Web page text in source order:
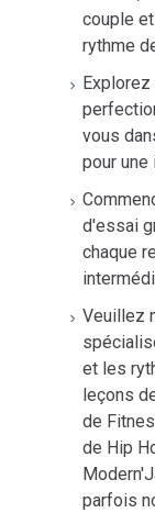
couple
rythme
vous
pour une
d'essai
chaque
Veuillez
et les
leçons
de
de Hip
parfois